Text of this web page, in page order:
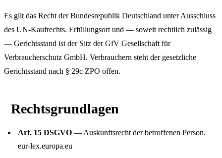
Es gilt das Recht der Bundesrepublik Deutschland unter Ausschluss
des UN-Kaufrechts. Erfüllungsort und — soweit rechtlich zulässig
— Gerichtsstand ist der Sitz der GfV Gesellschaft für
Verbraucherschutz GmbH. Verbrauchern steht der gesetzliche
Gerichtsstand nach § 29c ZPO offen.
Rechtsgrundlagen
Art. 15 DSGVO — Auskunftsrecht der betroffenen Person.
eur-lex.europa.eu